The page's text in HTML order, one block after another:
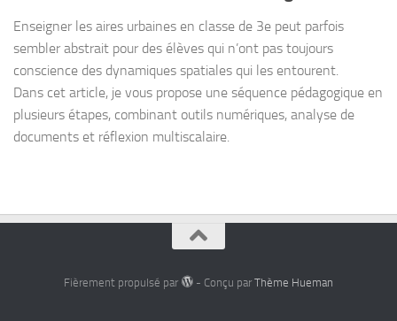
Enseigner les aires urbaines en classe de 3e peut parfois
sembler abstrait pour des élèves qui n’ont pas toujours
conscience des dynamiques spatiales qui les entourent.
Dans cet article, je vous propose une séquence pédagogique en
plusieurs étapes, combinant outils numériques, analyse de
documents et réflexion multiscalaire.
Fièrement propulsé par - Conçu par Thème Hueman